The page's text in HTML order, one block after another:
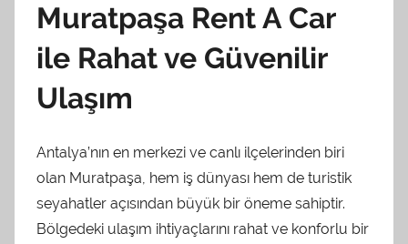
i
t
f
n
d
Muratpaşa Rent A Car
ile Rahat ve Güvenilir
Ulaşım
Antalya’nın en merkezi ve canlı ilçelerinden biri
olan Muratpaşa, hem iş dünyası hem de turistik
seyahatler açısından büyük bir öneme sahiptir.
Bölgedeki ulaşım ihtiyaçlarını rahat ve konforlu bir